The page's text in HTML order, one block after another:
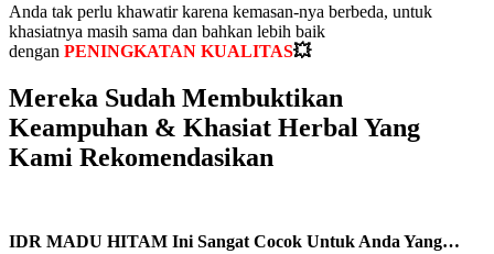
Anda tak perlu khawatir karena kemasan-nya berbeda, untuk
khasiatnya masih sama dan bahkan lebih baik
dengan PENINGKATAN KUALITAS💥
Mereka Sudah Membuktikan
Keampuhan & Khasiat Herbal Yang
Kami Rekomendasikan
IDR MADU HITAM Ini Sangat Cocok Untuk Anda Yang…